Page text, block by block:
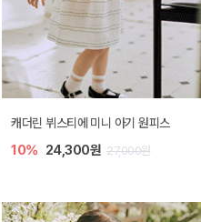
캐더린 뷔스티에 미니 아기 원피스
10% 24,300원 27,000원